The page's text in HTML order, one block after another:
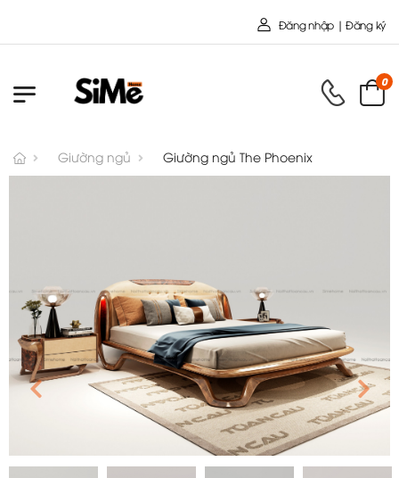
Chào mừng bạn đến
Đăng nhập | Đăng ký
0
Giường ngủ Giường ngủ The Phoenix